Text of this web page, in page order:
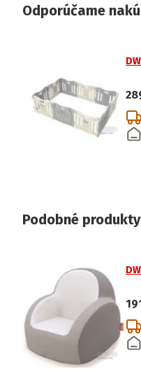
Odporúčame
Podobné produkty